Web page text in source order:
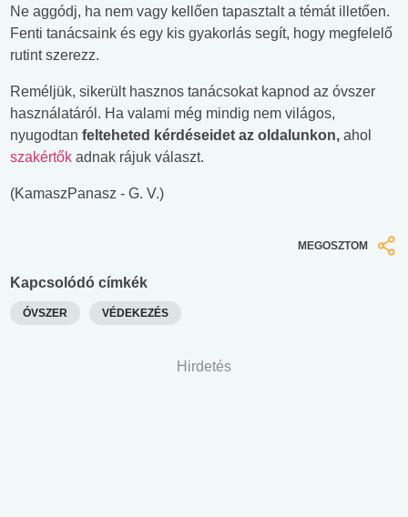
Ne aggódj, ha nem vagy kellően tapasztalt a témát illetően.
Fenti tanácsaink és egy kis gyakorlás segít, hogy megfelelő
rutint szerezz.
Reméljük, sikerült hasznos tanácsokat kapnod az óvszer
használatáról. Ha valami még mindig nem világos,
nyugodtan felteheted kérdéseidet az oldalunkon, ahol
szakértők adnak rájuk választ.
(KamaszPanasz - G. V.)
MEGOSZTOM
Kapcsolódó címkék
ÓVSZER VÉDEKEZÉS
Hirdetés